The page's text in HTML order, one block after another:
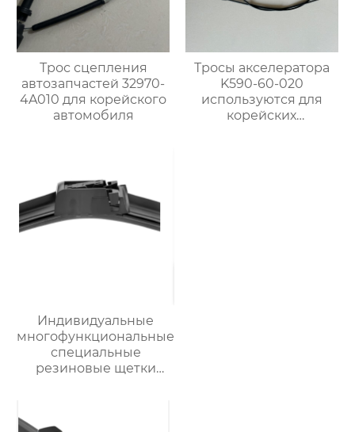
Трос сцепления
автозапчастей 32970-
4A010 для корейского
автомобиля
Тросы акселератора
K590-60-020
используются для
корейских
Индивидуальные
многофункциональные
специальные
резиновые щетки